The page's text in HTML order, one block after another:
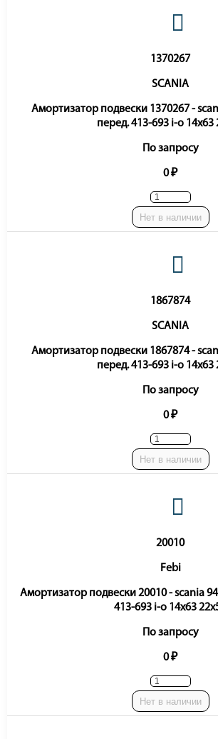
1370267
SCANIA
Амортизатор подвески 1370267 -
перед. 413-693 i-o 14x63
По запросу
0 ₽
Нет в наличии
1867874
SCANIA
Амортизатор подвески 1867874 -
перед. 413-693 i-o 14x63
По запросу
0 ₽
Нет в наличии
20010
Febi
Амортизатор подвески 20010 - scania
413-693 i-o 14x63
По запросу
0 ₽
Нет в наличии